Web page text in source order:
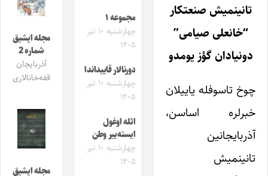
تانینمیش صنعتکار
“خانعلی صیامی”
دونیادان گؤز یومدو
چوخ تاسوفله یاییلان
خبرلره اساسن،
آذربایجانین
تانینمیش
مجموعه ۱
چهارشنبه ۱۰ تیر
۱۴۰۵
دورنالار قاییداندا
چهارشنبه ۱۰ تیر
۱۴۰۵
ائله اوغول
ایسته‌ییر وطن
چهارشنبه ۱۰ تیر
۱۴۰۵
مجله ایشیق
شماره 2
آذربایجان
قفه‌خانالاری
مجله ایشیق